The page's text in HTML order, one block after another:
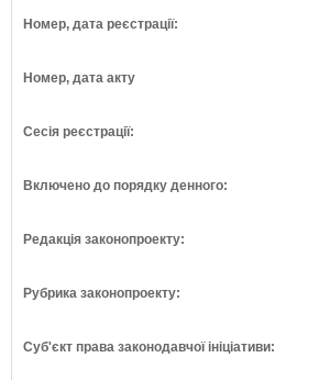
Номер, дата реєстрації:
Номер, дата акту
Сесія реєстрації:
Включено до порядку денного:
Редакція законопроекту:
Рубрика законопроекту:
Суб'єкт права законодавчої ініціативи: